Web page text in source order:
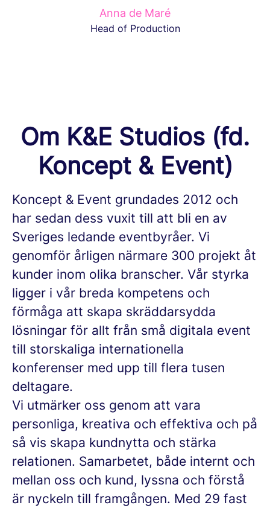
Anna de Maré
Head of Production
Om K&E Studios (fd.
Koncept & Event)
Koncept & Event grundades 2012 och
har sedan dess vuxit till att bli en av
Sveriges ledande eventbyråer. Vi
genomför årligen närmare 300 projekt åt
kunder inom olika branscher. Vår styrka
ligger i vår breda kompetens och
förmåga att skapa skräddarsydda
lösningar för allt från små digitala event
till storskaliga internationella
konferenser med upp till flera tusen
deltagare.
Vi utmärker oss genom att vara
personliga, kreativa och effektiva och på
så vis skapa kundnytta och stärka
relationen. Samarbetet, både internt och
mellan oss och kund, lyssna och förstå
är nyckeln till framgången. Med 29 fast